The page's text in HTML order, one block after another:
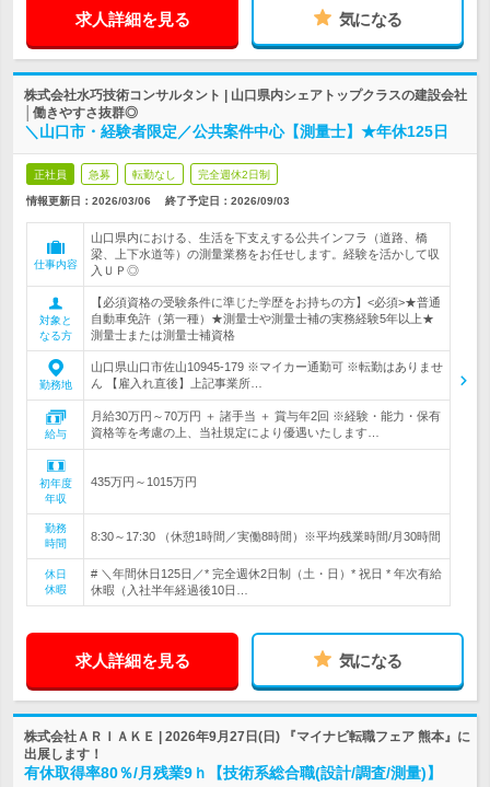
求人詳細を見る 気になる
株式会社水巧技術コンサルタント | 山口県内シェアトップクラスの建設会社
│働きやすさ抜群◎
＼山口市・経験者限定／公共案件中心【測量士】★年休125日
正社員 急募 転勤なし 完全週休2日制
情報更新日：2026/03/06 終了予定日： 2026/09/03
仕事内容
山口県内における、生活を下支えする公共インフラ（道路、橋
梁、上下水道等）の測量業務をお任せします。経験を活かして収
入ＵＰ◎
対象と
なる方
【必須資格の受験条件に準じた学歴をお持ちの方】<必須>★普通
自動車免許（第一種）★測量士や測量士補の実務経験5年以上★
測量士または測量士補資格
勤務地
山口県山口市佐山10945-179 ※マイカー通勤可 ※転勤はありませ
ん 【雇入れ直後】上記事業所…
給与
月給30万円～70万円 ＋ 諸手当 ＋ 賞与年2回 ※経験・能力・保有
資格等を考慮の上、当社規定により優遇いたします…
初年度
年収
435万円～1015万円
勤務
時間
8:30～17:30 （休憩1時間／実働8時間）※平均残業時間/月30時間
休日
休暇
# ＼年間休日125日／* 完全週休2日制（土・日）* 祝日 * 年次有給
休暇（入社半年経過後10日…
求人詳細を見る 気になる
株式会社ＡＲＩＡＫＥ | 2026年9月27日(日) 『マイナビ転職フェア 熊本』に
出展します！
有休取得率80％/月残業9ｈ【技術系総合職(設計/調査/測量)】